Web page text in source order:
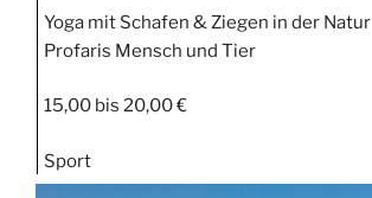
Yoga mit Schafen & Ziegen in der Natur
Profaris Mensch und Tier
15,00 bis 20,00 €
Sport